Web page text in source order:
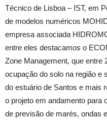
Técnico de Lisboa – IST, em
de modelos numéricos
empresa associada
entre eles destacamos o
Zone Management, que entre
ocupação do solo na região e
do estuário de Santos e mais
o projeto em andamento para
de previsão de marés, ondas